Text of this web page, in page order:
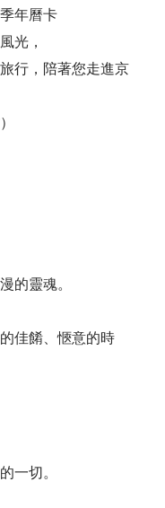
年曆卡
，
陪著您走進京
的靈魂。
佳餚、愜意的時
一切。